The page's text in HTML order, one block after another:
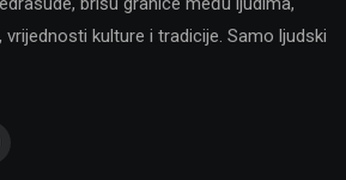
kulture i tradicije. Samo ljudski